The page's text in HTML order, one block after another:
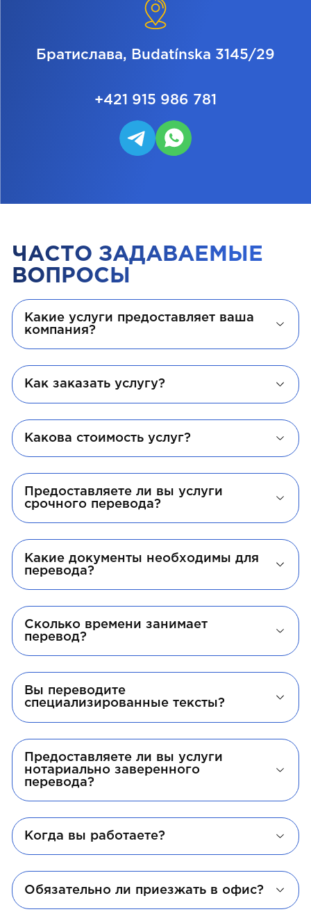
Братислава, Budatínska 3145/29
+421 915 986 781
ЧАСТО ЗАДАВАЕМЫЕ
ВОПРОСЫ
Какие услуги предоставляет ваша
компания?
Как заказать услугу?
Какова стоимость услуг?
Предоставляете ли вы услуги
срочного перевода?
Какие документы необходимы для
перевода?
Сколько времени занимает
перевод?
Вы переводите
специализированные тексты?
Предоставляете ли вы услуги
нотариально заверенного
перевода?
Когда вы работаете?
Обязательно ли приезжать в офис?